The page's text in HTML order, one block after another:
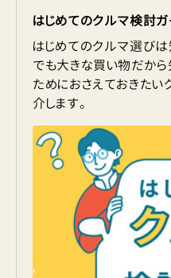
はじめてのクルマ検討ガ
はじめてのクルマ選びは
でも大きな買い物だから
ためにおさえておきたい
介します。